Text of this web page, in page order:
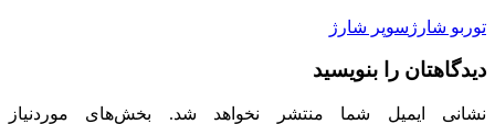
توربو شارژ سوپر شارژ
دیدگاهتان را بنویسید
نشانی ایمیل شما منتشر نخواهد شد. بخش‌های موردنیاز